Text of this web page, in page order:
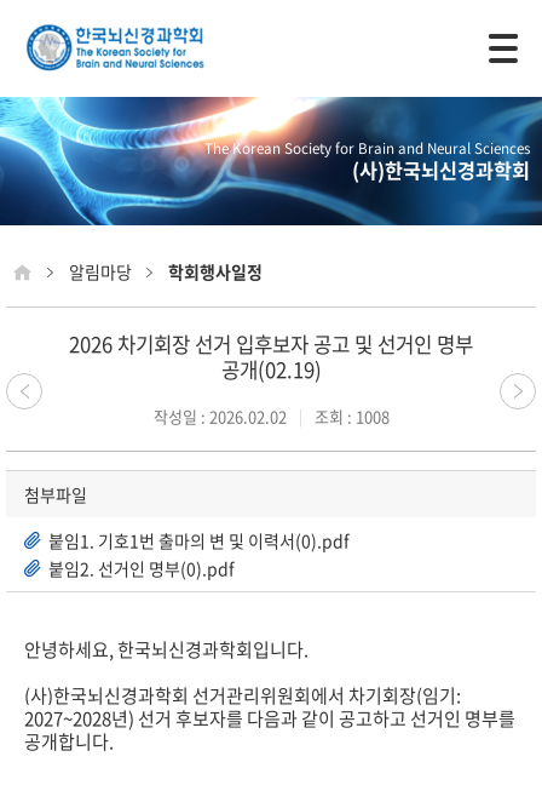
The Korean Society for Brain and Neural Sciences
(사)한국뇌신경과학회
알림마당 학회행사일정
2026 차기회장 선거 입후보자 공고 및 선거인 명부
공개(02.19)
작성일 : 2026.02.02 조회 : 1008
첨부파일
붙임1. 기호1번 출마의 변 및 이력서(0).pdf
붙임2. 선거인 명부(0).pdf
안녕하세요, 한국뇌신경과학회입니다.
(사)한국뇌신경과학회 선거관리위원회에서 차기회장(임기:
2027~2028년) 선거 후보자를 다음과 같이 공고하고 선거인 명부를
공개합니다.